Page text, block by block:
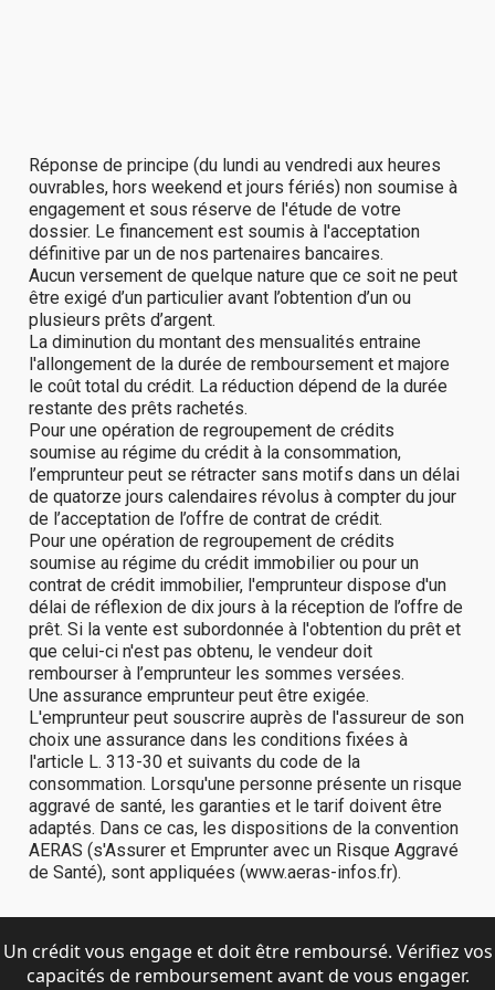
Un crédit vous engage et doit être remboursé. Vérifiez vos
capacités de remboursement avant de vous engager.